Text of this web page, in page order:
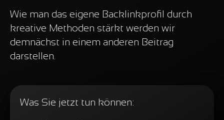
Wie man das eigene Backlinkprofil durch
kreative Methoden stärkt werden wir
demnächst in einem anderen Beitrag
darstellen.
Was Sie jetzt tun können: